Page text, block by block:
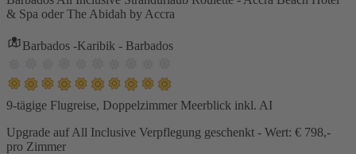
& Spa oder The Abidah by Accra
Barbados -Karibik - Barbados
9-tägige Flugreise, Doppelzimmer Meerblick inkl. AI
Upgrade auf All Inclusive Verpflegung geschenkt - Wert: € 798,-
pro Zimmer